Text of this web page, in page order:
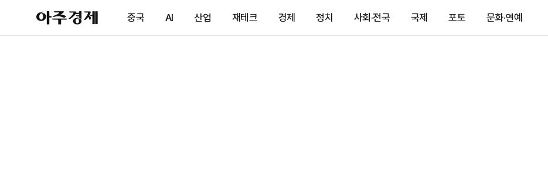
아
주
제
중국 AI 산업 재테크 경제 정치 사회·전국 국제 포토 문화·연예